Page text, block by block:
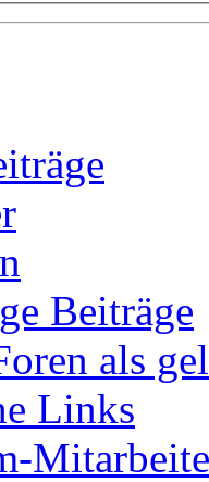
Beiträge
als
Links